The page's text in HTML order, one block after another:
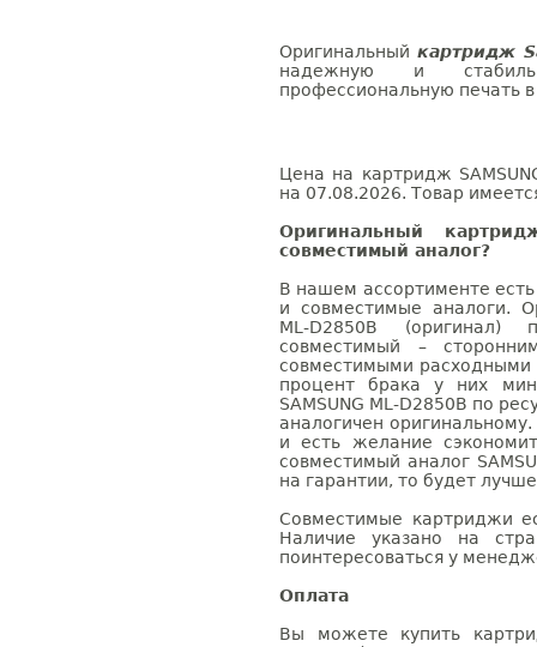
Оригинальный картридж
надежную и
профессиональную печать
Цена на картридж
на 07.08.2026. Товар
Оригинальный
совместимый аналог?
В нашем ассортименте
и совместимые аналоги.
ML-D2850B (оригинал)
совместимый –
совместимыми расходными
процент брака у них
SAMSUNG ML-D2850B по
аналогичен
и есть желание
совместимый аналог
на гарантии, то будет
Совместимые картриджи
Наличие указано на
поинтересоваться у
Оплата
Вы можете купить